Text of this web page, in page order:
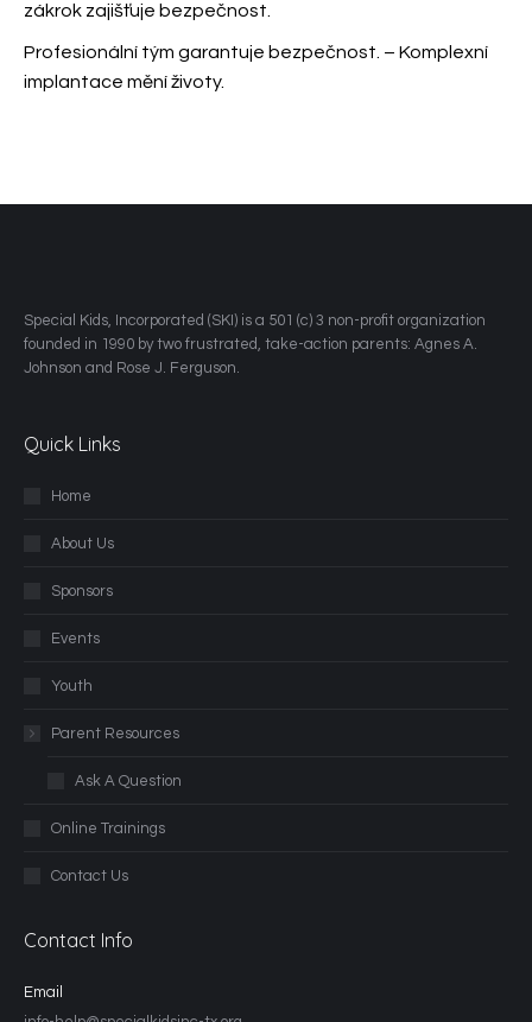
zákrok zajišťuje bezpečnost.
Profesionální tým garantuje bezpečnost. – Komplexní
implantace mění životy.
​Special Kids, Incorporated (SKI) is a 501 (c) 3 non-profit organization
founded in 1990 by two frustrated, take-action parents: Agnes A.
Johnson and Rose J. Ferguson.
Quick Links
Home
About Us
Sponsors
Events
Youth
Parent Resources
Ask A Question
Online Trainings
Contact Us
Contact Info
Email